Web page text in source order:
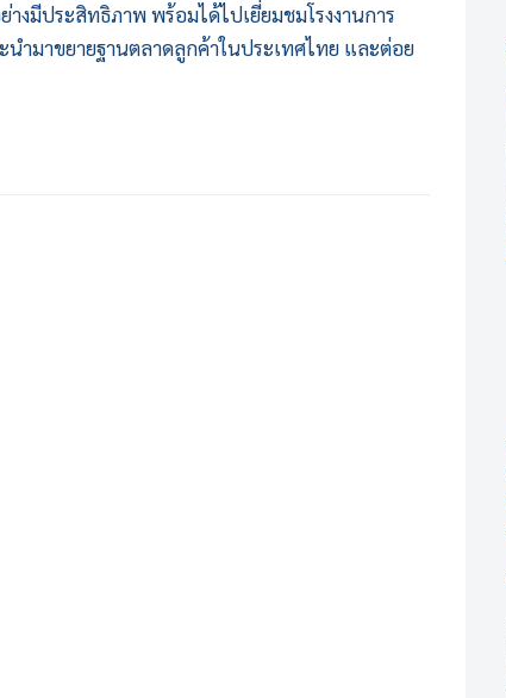
งมีประสิทธิภาพ พร้อมได้ไปเยี่ยมชมโรงงานการ
ำมาขยายฐานตลาดลูกค้าในประเทศไทย และต่อย